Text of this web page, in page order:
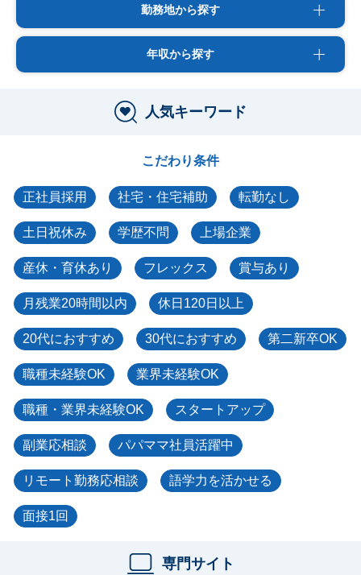
勤務地から探す
年収から探す
人気キーワード
こだわり条件
正社員採用 社宅・住宅補助 転勤なし
土日祝休み 学歴不問 上場企業
産休・育休あり フレックス 賞与あり
月残業20時間以内 休日120日以上
20代におすすめ 30代におすすめ 第二新卒OK
職種未経験OK 業界未経験OK
職種・業界未経験OK スタートアップ
副業応相談 パパママ社員活躍中
リモート勤務応相談 語学力を活かせる
面接1回
専門サイト